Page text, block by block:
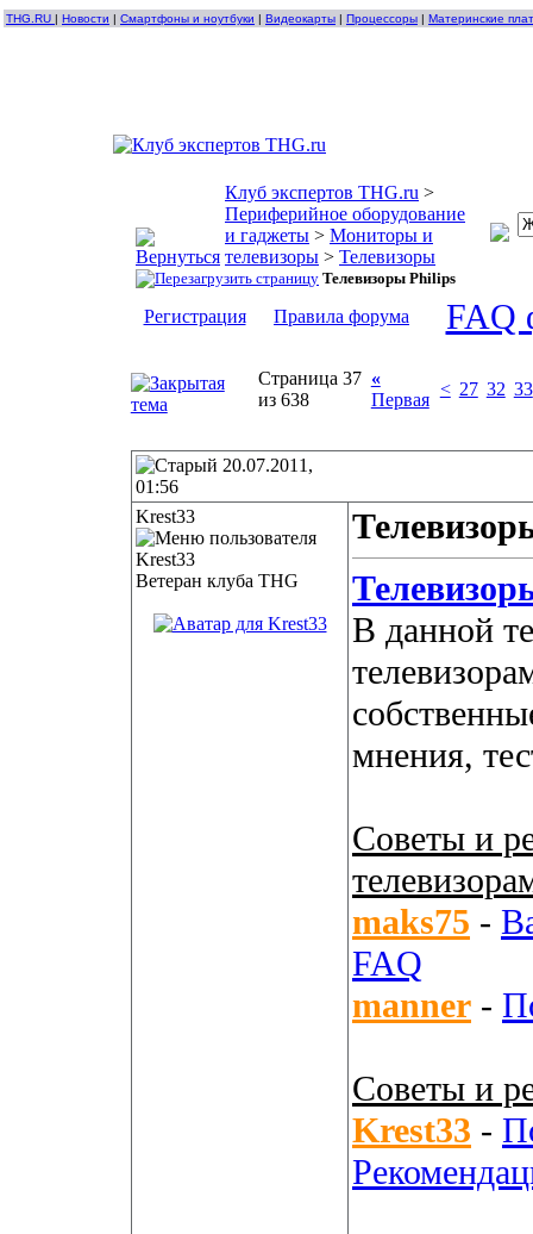
THG.RU | Новости | Смартфоны и ноутбуки | Видеокарты | Процессоры | Материнские
Клуб экспертов THG.ru >
Периферийное оборудование
и гаджеты > Мониторы и
телевизоры > Телевизоры
Телевизоры Philips
Регистрация Правила форума FAQ
Страница 37
из 638
«
Первая
< 27 32 33
20.07.2011,
01:56
Krest33
Ветеран клуба THG
В данной
мнения,
Советы и
maks75 -
FAQ
manner -
Советы и
Krest33 -